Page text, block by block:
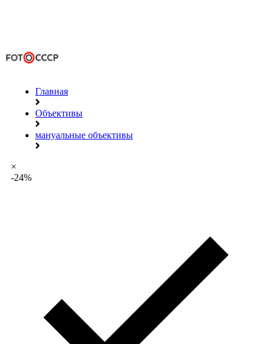
Главная
Объективы
мануальные объективы
×
-24%